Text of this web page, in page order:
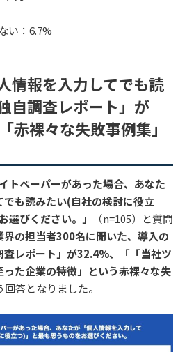
い：6.7%
情報を入力してでも読
自調査レポート」が
赤裸々な失敗事例集」
トペーパーがあった場合、あなた
も読みたい(自社の検討に役立
選びください。」
（n=105）と質問
界の担当者300名に聞いた、導入の
査レポート」が32.4%、「「当社ツ
た企業の特徴」という赤裸々な失
回答となりました。